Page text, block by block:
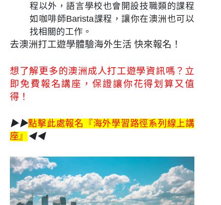
程以外，語言學校也會開設技職類的課程
如咖啡師Barista課程，讓你在澳洲也可以
找相關的工作。
去澳洲打工遊學體驗海外生活 快來報名！
想了解更多的澳洲成人打工遊學資訊嗎？立
即免費報名講座，保證讓你花得划算又值
得！
▶▶點擊此處報名『海外學習路徑系列線上講
座』
◀◀